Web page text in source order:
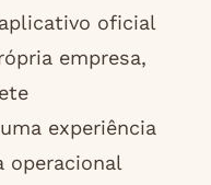
oficial
empresa,
experiência
operacional